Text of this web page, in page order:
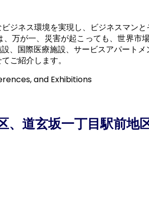
ジネス環境を実現し、ビジネスマン
万が一、災害が起こっても、世界
、国際医療施設、サービスアパート
ご紹介します。
and Exhibitions
道玄坂一丁目駅前地区